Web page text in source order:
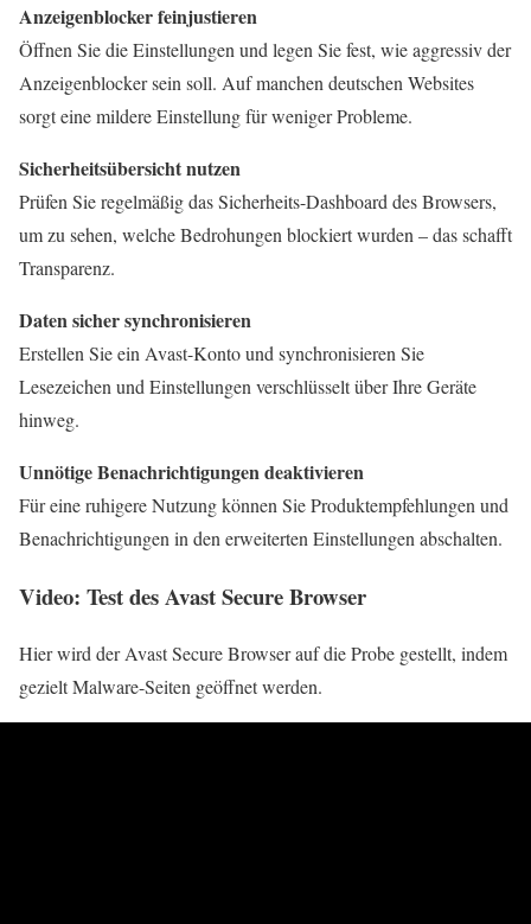
Anzeigenblocker feinjustieren
Öffnen Sie die Einstellungen und legen Sie fest, wie aggressiv der
Anzeigenblocker sein soll. Auf manchen deutschen Websites
sorgt eine mildere Einstellung für weniger Probleme.
Sicherheitsübersicht nutzen
Prüfen Sie regelmäßig das Sicherheits-Dashboard des Browsers,
um zu sehen, welche Bedrohungen blockiert wurden – das schafft
Transparenz.
Daten sicher synchronisieren
Erstellen Sie ein Avast-Konto und synchronisieren Sie
Lesezeichen und Einstellungen verschlüsselt über Ihre Geräte
hinweg.
Unnötige Benachrichtigungen deaktivieren
Für eine ruhigere Nutzung können Sie Produktempfehlungen und
Benachrichtigungen in den erweiterten Einstellungen abschalten.
Video: Test des Avast Secure Browser
Hier wird der Avast Secure Browser auf die Probe gestellt, indem
gezielt Malware-Seiten geöffnet werden.